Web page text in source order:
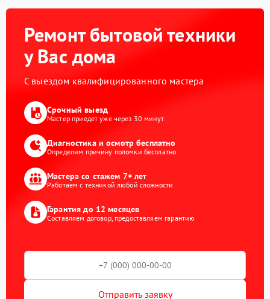
Ремонт бытовой техники
у Вас дома
С выездом квалифицированного мастера
Срочный выезд
Мастер приедет уже через 30 минут
Диагностика и осмотр бесплатно
Определим причину поломки бесплатно
Мастера со стажем 7+ лет
Работаем с техникой любой сложности
Гарантия до 12 месяцев
Составляем договор, предоставляем гарантию
Отправить заявку